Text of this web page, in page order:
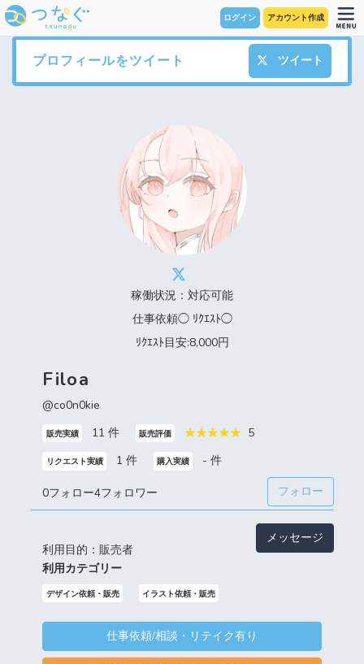
ログイン アカウント作成
プロフィールをツイート ツイート
稼働状況：対応可能
仕事依頼◯ ﾘｸｴｽﾄ◯
ﾘｸｴｽﾄ目安:8,000円
Filoa
@co0n0kie
販売実績 11 件 販売評価 5
リクエスト実績 1 件 購入実績 - 件
0フォロー4フォロワー フォロー
利用目的：販売者
メッセージ
利用カテゴリー
デザイン依頼・販売 イラスト依頼・販売
仕事依頼/相談・リテイク有り